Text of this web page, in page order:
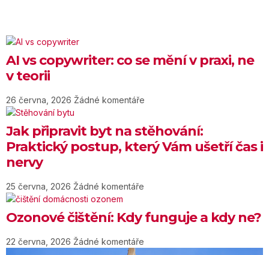
AI vs copywriter: co se mění v praxi, ne
v teorii
26 června, 2026 Žádné komentáře
Jak připravit byt na stěhování:
Praktický postup, který Vám ušetří čas i
nervy
25 června, 2026 Žádné komentáře
Ozonové čištění: Kdy funguje a kdy ne?
22 června, 2026 Žádné komentáře